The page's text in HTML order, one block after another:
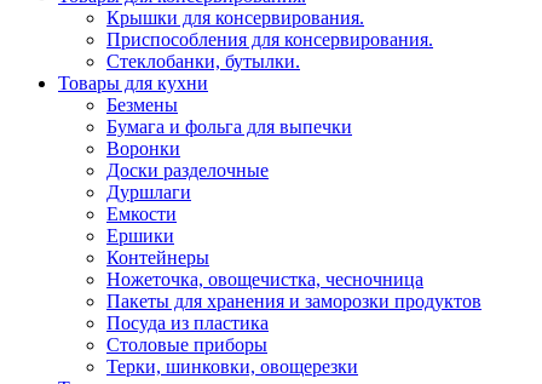
Крышки для консервирования.
Приспособления для консервирования.
Стеклобанки, бутылки.
Товары для кухни
Безмены
Бумага и фольга для выпечки
Воронки
Доски разделочные
Дуршлаги
Емкости
Ершики
Контейнеры
Ножеточка, овощечистка, чесночница
Пакеты для хранения и заморозки продуктов
Посуда из пластика
Столовые приборы
Терки, шинковки, овощерезки